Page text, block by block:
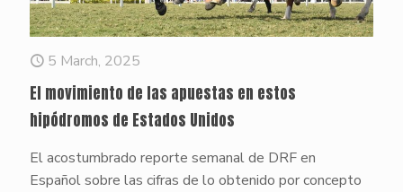
5 March, 2025
El movimiento de las apuestas en estos
hipódromos de Estados Unidos
El acostumbrado reporte semanal de DRF en
Español sobre las cifras de lo obtenido por concepto